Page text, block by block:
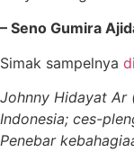
– Seno Gumira
Simak sampelnya
Johnny Hidayat Ar
Indonesia; ces-
Penebar